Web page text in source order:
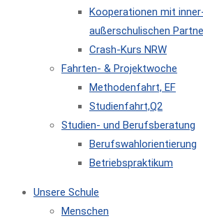
Kooperationen mit
außerschulischen
Crash-Kurs NRW
Fahrten- & Projektwoche
Methodenfahrt, EF
Studienfahrt,Q2
Studien- und Berufsberatung
Berufswahlorientierung
Betriebspraktikum
Unsere Schule
Menschen